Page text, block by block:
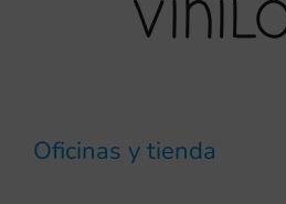
Oficinas y tienda